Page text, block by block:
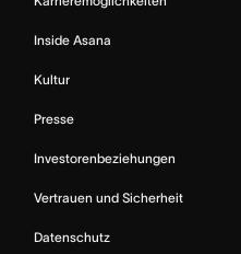
Inside Asana
Kultur
Presse
Investorenbeziehungen
Vertrauen und Sicherheit
Datenschutz